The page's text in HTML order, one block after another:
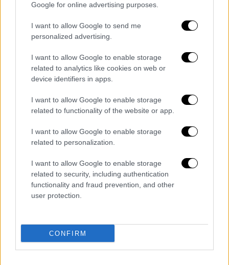
Google for online advertising purposes.
I want to allow Google to send me
personalized advertising.
I want to allow Google to enable storage
related to analytics like cookies on web or
device identifiers in apps.
I want to allow Google to enable storage
related to functionality of the website or app.
I want to allow Google to enable storage
related to personalization.
I want to allow Google to enable storage
related to security, including authentication
functionality and fraud prevention, and other
user protection.
CONFIRM
Ακολούθως είπε ότι «βασικό στοιχείο για να
πρέπει να έχει πει αλήθεια» ενώ
αναφερόμενος στην κατάθεση του καθηγητή
κ. Μανιαδάκη είπε ότι «έχουμε καταλήξει
στο πόρισμα ότι προφανώς στους μάρτυρες
τους ειπώθηκε τι θα πουν.Ο κ. Μανιαδάκης
είπε ότι του ζητήθηκε από τους εισαγγελείς
η κατάθεση της κα. Ράικου η οποία ανέφερε
ότι ο κ. Παπαγγελόπουλος της ζήτησε να